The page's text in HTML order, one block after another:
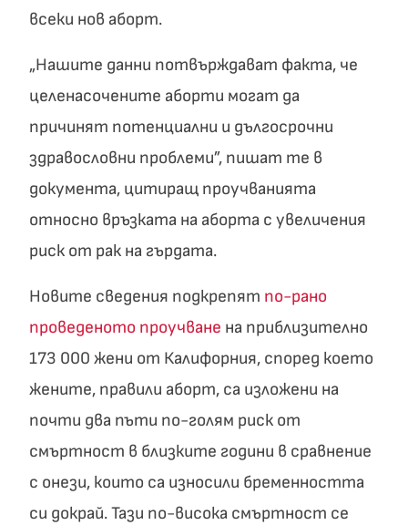
всеки нов аборт.
„Нашите данни потвърждават факта, че
целенасочените аборти могат да
причинят потенциални и дългосрочни
здравословни проблеми”, пишат те в
документа, цитиращ проучванията
относно връзката на аборта с увеличения
риск от рак на гърдата.
Новите сведения подкрепят по-рано
проведеното проучване на приблизително
173 000 жени от Калифорния, според което
жените, правили аборт, са изложени на
почти два пъти по-голям риск от
смъртност в близките години в сравнение
с онези, които са износили бременността
си докрай. Тази по-висока смъртност се